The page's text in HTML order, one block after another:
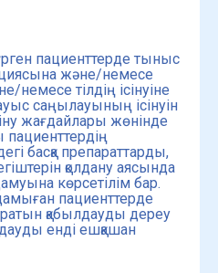
пациенттерде тыныс
және/немесе
немесе тілдің ісінуіне
саңылауының ісінуін
жағдайлары жөнінде
басқа препараттарды,
қолдану аясында
көрсетілім бар.
пациенттерде
қабылдауды дереу
енді ешқашан